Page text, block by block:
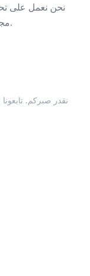
نحن نعمل على
مجدولة وسيعود للعمل قريبًا.
نقدر صبركم.